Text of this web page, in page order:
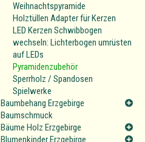
Weihnachtspyramide
Holztüllen Adapter für Kerzen
LED Kerzen Schwibbogen
wechseln: Lichterbogen umrüsten
auf LEDs
Pyramidenzubehör
Sperrholz / Spandosen
Spielwerke
Baumbehang Erzgebirge
Baumschmuck
Bäume Holz Erzgebirge
Blumenkinder Erzgebirge